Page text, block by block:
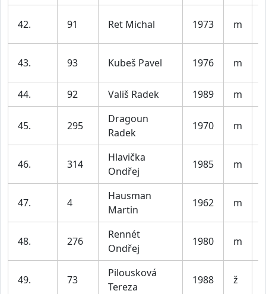
42. 91 Ret Michal 1973 m
43. 93 Kubeš Pavel 1976 m
44.
92 Vališ Radek 1989 m
45. 295
Dragoun
Radek
1970 m
46. 314
Hlavička
Ondřej
1985 m
47. 4
Hausman
Martin
1962 m
48. 276
Rennét
Ondřej
1980 m
49. 73
Pilousková
Tereza
1988 ž